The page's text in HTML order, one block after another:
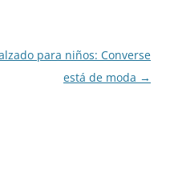
para niños: Converse
está de moda →